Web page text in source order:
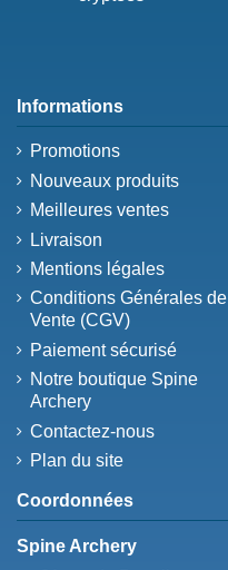
Informations
Promotions
Nouveaux produits
Meilleures ventes
Livraison
Mentions légales
Conditions Générales de
Vente (CGV)
Paiement sécurisé
Notre boutique Spine
Archery
Contactez-nous
Plan du site
Coordonnées
Spine Archery